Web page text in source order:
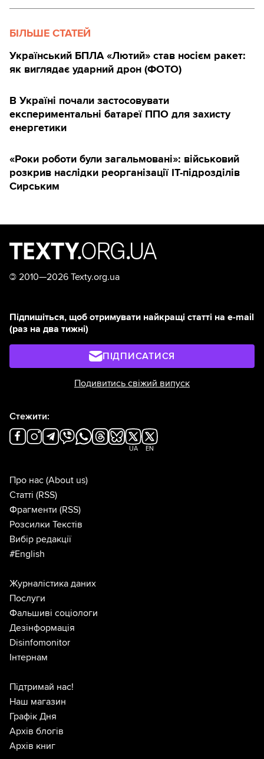
БІЛЬШЕ СТАТЕЙ
Український БПЛА «Лютий» став носієм ракет:
як виглядає ударний дрон (ФОТО)
В Україні почали застосовувати
експериментальні батареї ППО для захисту
енергетики
«Роки роботи були загальмовані»: військовий
розкрив наслідки реорганізації IT-підрозділів
Сирським
© 2010—2026 Texty.org.ua
Підпишіться, щоб отримувати найкращі статті на e-mail
(раз на два тижні)
ПІДПИСАТИСЯ
Подивитись свіжий випуск
Стежити:
UA EN
Про нас (About us)
Статті (RSS)
Фрагменти (RSS)
Розсилки Текстів
Вибір редакції
#English
Журналістика даних
Послуги
Фальшиві соціологи
Дезінформація
Disinfomonitor
Інтернам
Підтримай нас!
Наш магазин
Графік Дня
Архів блогів
Архів книг